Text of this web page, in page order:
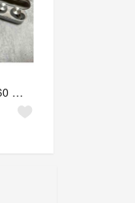
Technics EAH-AZ60 シルバー